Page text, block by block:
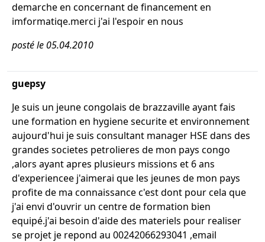
demarche en concernant de financement en
imformatiqe.merci j'ai l'espoir en nous
posté le 05.04.2010
guepsy
Je suis un jeune congolais de brazzaville ayant fais
une formation en hygiene securite et environnement
aujourd'hui je suis consultant manager HSE dans des
grandes societes petrolieres de mon pays congo
,alors ayant apres plusieurs missions et 6 ans
d'experiencee j'aimerai que les jeunes de mon pays
profite de ma connaissance c'est dont pour cela que
j'ai envi d'ouvrir un centre de formation bien
equipé.j'ai besoin d'aide des materiels pour realiser
se projet je repond au 00242066293041 ,email